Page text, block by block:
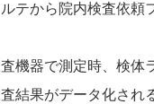
テから院内検査依頼
機器で測定時、検体
結果がデータ化され